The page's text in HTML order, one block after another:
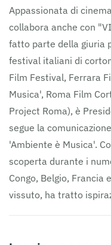
Appassionata di
collabora anche con
fatto parte della giuria
festival italiani di
Film Festival, Ferrara
Musica', Roma Film
Project Roma), è
segue la
'Ambiente è Musica'.
scoperta durante i
Congo, Belgio, Francia
vissuto, ha tratto